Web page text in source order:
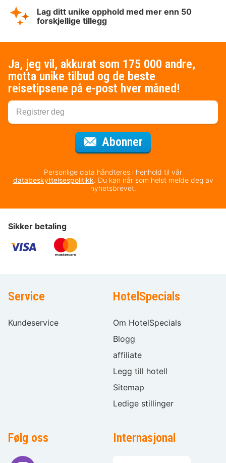
Lag ditt unike opphold med mer enn 50
forskjellige tillegg
Ja, jeg vil, akkurat som 175 000 andre,
motta unike tilbud og de beste
reisetipsene på e-post hver måned!
Abonner
Personlige data håndteres i henhold til vår
databeskyttelsespolitikk. Du kan når som helst melde deg av
nyhetsbrevet.
Sikker betaling
Service
Kundeservice
HotelSpecials
Om HotelSpecials
Blogg
affiliate
Legg till hotell
Sitemap
Ledige stillinger
Følg oss Internasjonal